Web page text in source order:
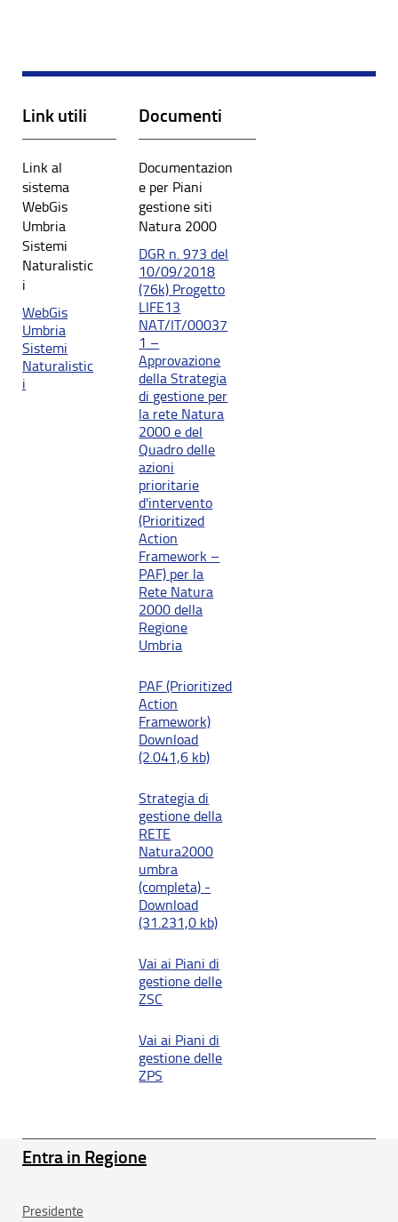
Link utili
Link al
sistema
WebGis
Umbria
Sistemi
Naturalistic
i
WebGis
Umbria
Sistemi
Naturalistic
i
Documenti
Documentazion
e per Piani
gestione siti
Natura 2000
DGR n. 973 del
10/09/2018
(76k) Progetto
LIFE13
NAT/IT/00037
1 –
Approvazione
della Strategia
di gestione per
la rete Natura
2000 e del
Quadro delle
azioni
prioritarie
d'intervento
(Prioritized
Action
Framework –
PAF) per la
Rete Natura
2000 della
Regione
Umbria
PAF (Prioritized
Action
Framework)
Download
(2.041,6 kb)
Strategia di
gestione della
RETE
Natura2000
umbra
(completa) -
Download
(31.231,0 kb)
Vai ai Piani di
gestione delle
ZSC
Vai ai Piani di
gestione delle
ZPS
Entra in Regione
Presidente